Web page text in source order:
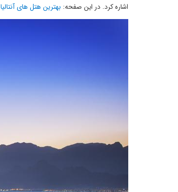
اشاره کرد. در این صفحه: بهترین هتل های آنتالیا